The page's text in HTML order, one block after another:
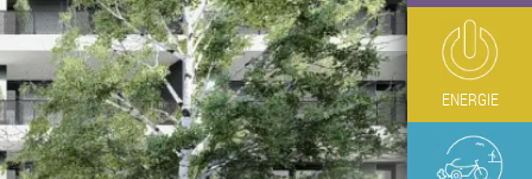
ENERGIE